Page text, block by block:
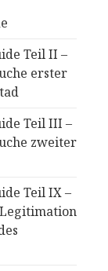
Teil II –
erster
Teil III –
zweiter
Teil IX –